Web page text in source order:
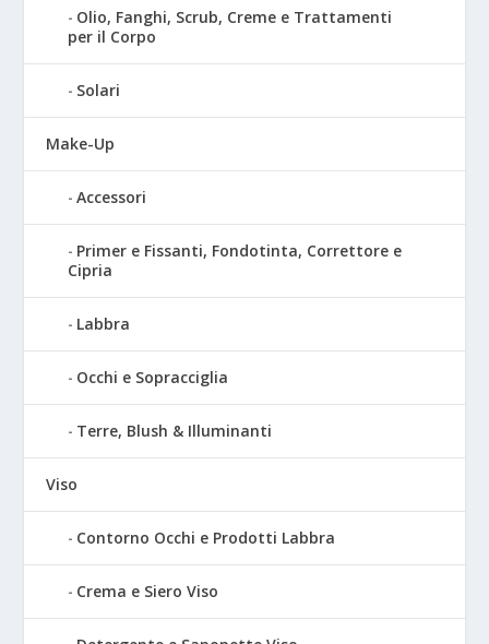
Olio, Fanghi, Scrub, Creme e Trattamenti
per il Corpo
Solari
Make-Up
Accessori
Primer e Fissanti, Fondotinta, Correttore e
Cipria
Labbra
Occhi e Sopracciglia
Terre, Blush & Illuminanti
Viso
Contorno Occhi e Prodotti Labbra
Crema e Siero Viso